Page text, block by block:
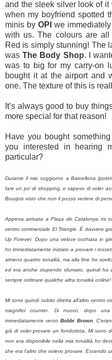
and the sleek silver look of
when my boyfriend spotted
minis by OPI we
with us. The colours are all
Red is simply stunning! The
wasThe Body Shop. I
was to big for my carry-on
bought it at the airport and
one. The texture of this is
It’s always good to buy
more special for that reason!
Have you bought
you interested in hearing
particular?
Durante il mio soggiorno a Barcellona
fare un po’ di shopping, e sapevo di voler
Bourjois visto che non li posso vedere di
Appena arrivata a Plaça de Catalunya mi
centro commerciale El Triangle. È davvero
Up Forever. Dopo una veloce occhiata in
ho immediatamente iniziato a provare i
almeno quattro tonalità, ma alla fine ho
ed era anche stupendo sfumato, quindi ha
sempre ordinare qualche altra tonalità online!
Mi sono quindi subito diretta all’altro centro
magnifici counter. Di nuovo, dopo
immediatamente versoBobbi Brown.
già di voler provare un fondotinta. Mi sono
non era disponibile nella mia tonalità ho
che era l’altro che volevo provare. Essendo